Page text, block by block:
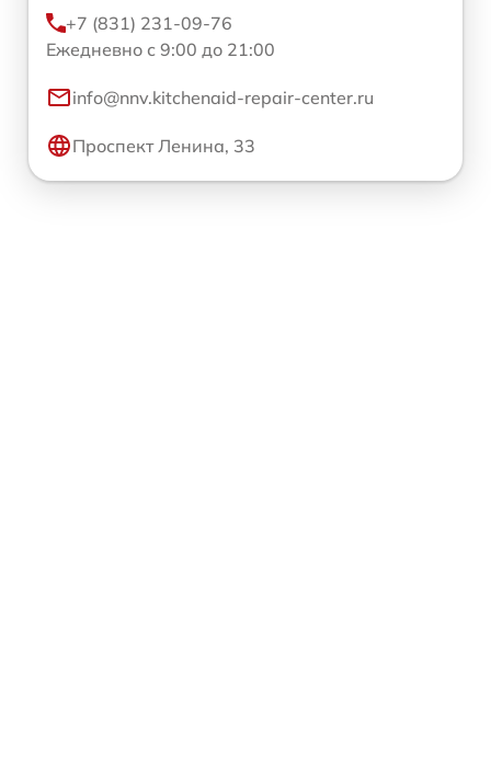
+7 (831) 231-09-76
Ежедневно с 9:00 до 21:00
info@nnv.kitchenaid-repair-center.ru
Проспект Ленина, 33